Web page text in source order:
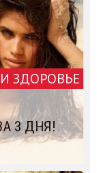
ЗДОРОВЬЕ
3 ДНЯ!